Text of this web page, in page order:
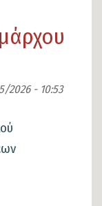
2026 - 10:53